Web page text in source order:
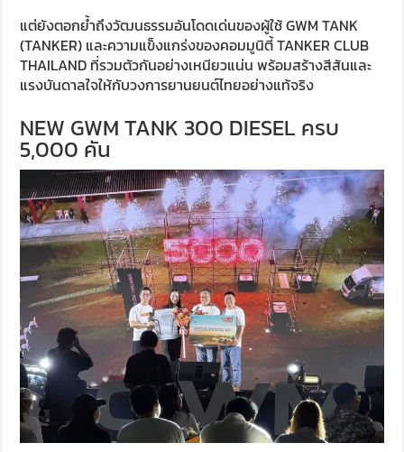
แต่ยังตอกย้ำถึงวัฒนธรรมอันโดดเด่นของผู้ใช้ GWM TANK
(TANKER) และความแข็งแกร่งของคอมมูนิตี้ TANKER CLUB
THAILAND ที่รวมตัวกันอย่างเหนียวแน่น พร้อมสร้างสีสันและ
แรงบันดาลใจให้กับวงการยานยนต์ไทยอย่างแท้จริง
NEW GWM TANK 300 DIESEL ครบ
5,000 คัน